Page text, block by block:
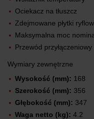
Ociekacz na tłuszcz
Zdejmowane płytki
Maksymalna moc
Przewód
Wymiary zewnętrzne
Wysokość (mm): 168
Szerokość (mm): 356
Głębokość (mm): 347
Waga netto (kg): 4.2